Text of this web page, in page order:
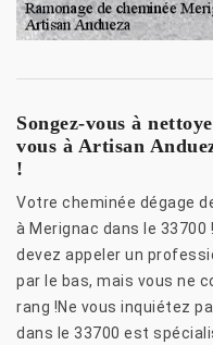
Songez-vous à
vous à Artisan
!
Votre cheminée dégage
à Merignac dans le
devez appeler un
par le bas, mais vous ne
rang !Ne vous inquiétez
dans le 33700 est